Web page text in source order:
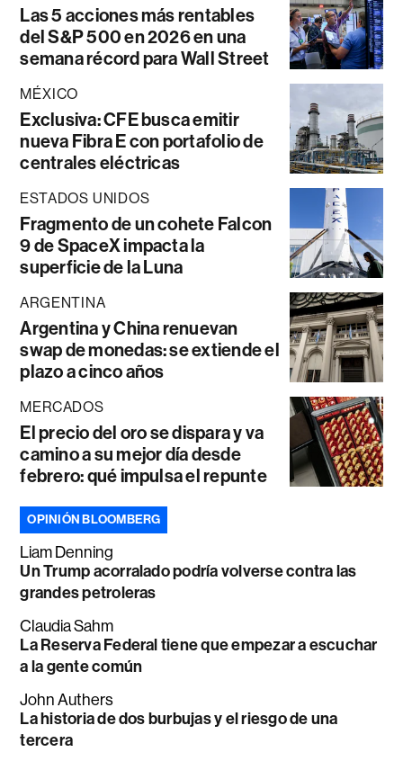
Las 5 acciones más rentables
del S&P 500 en 2026 en una
semana récord para Wall Street
MÉXICO
Exclusiva: CFE busca emitir
nueva Fibra E con portafolio de
centrales eléctricas
ESTADOS UNIDOS
Fragmento de un cohete Falcon
9 de SpaceX impacta la
superficie de la Luna
ARGENTINA
Argentina y China renuevan
swap de monedas: se extiende el
plazo a cinco años
MERCADOS
El precio del oro se dispara y va
camino a su mejor día desde
febrero: qué impulsa el repunte
OPINIÓN BLOOMBERG
Liam Denning
Un Trump acorralado podría volverse contra las
grandes petroleras
Claudia Sahm
La Reserva Federal tiene que empezar a escuchar
a la gente común
John Authers
La historia de dos burbujas y el riesgo de una
tercera